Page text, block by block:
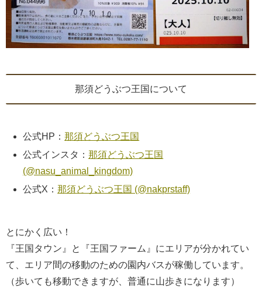
那須どうぶつ王国について
公式HP：那須どうぶつ王国
公式インスタ：那須どうぶつ王国
(@nasu_animal_kingdom)
公式X：那須どうぶつ王国 (@nakprstaff)
とにかく広い！
『王国タウン』と『王国ファーム』にエリアが分かれてい
て、エリア間の移動のための園内バスが稼働しています。
（歩いても移動できますが、普通に山歩きになります）